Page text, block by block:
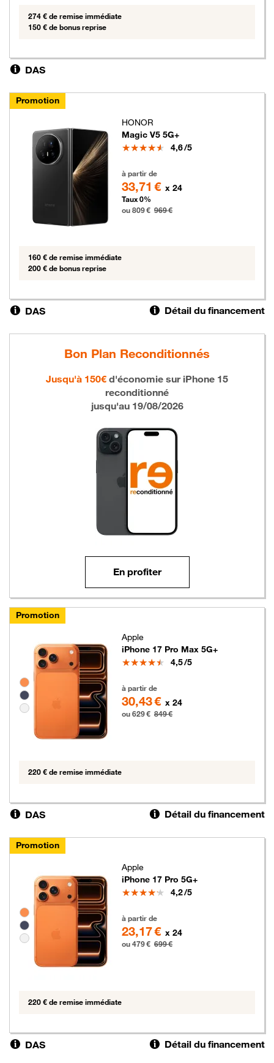
274 € de remise immédiate
150 € de bonus reprise
DAS
Promotion
HONOR
Magic V5 5G+
Note
4,6/5
à partir de
33,71 € x 24
Taux 0%
ou 809 € 969 €
160 € de remise immédiate
200 € de bonus reprise
DAS Détail du financement
Bon Plan Reconditionnés
Jusqu'à 150€ d'économie sur iPhone 15
reconditionné
jusqu'au 19/08/2026
En profiter
Promotion
Groupe de couleurs disponibles non sélectionnables
Apple
iPhone 17 Pro Max 5G+
Note
4,5/5
à partir de
30,43 € x 24
ou 629 € 849 €
220 € de remise immédiate
DAS Détail du financement
Promotion
Groupe de couleurs disponibles non sélectionnables
Apple
iPhone 17 Pro 5G+
Note
4,2/5
à partir de
23,17 € x 24
ou 479 € 699 €
220 € de remise immédiate
DAS Détail du financement